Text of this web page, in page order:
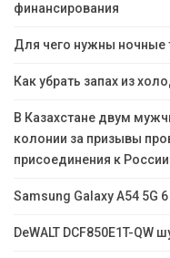
финансирования
Для чего нужны ночные
Как убрать запах из
В Казахстане двум
колонии за призывы
присоединения к
Samsung Galaxy A54 5G
DeWALT DCF850E1T-QW